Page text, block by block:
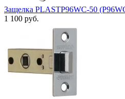
Защелка PLASTP96WC-50
1 100 руб.